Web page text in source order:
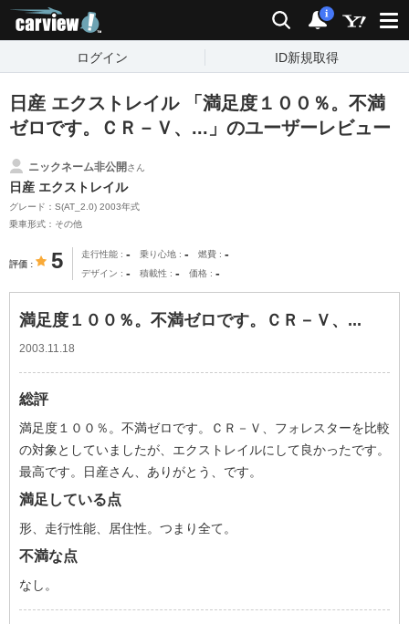
検索 通知
i
ログイン ID新規取得
日産 エクストレイル 「満足度１００％。不満
ゼロです。ＣＲ－Ｖ、...」のユーザーレビュー
ニックネーム非公開さん
日産 エクストレイル
グレード：S(AT_2.0) 2003年式
乗車形式：その他
評価 5 走行性能 - 乗り心地 - 燃費 -
デザイン - 積載性 - 価格 -
満足度１００％。不満ゼロです。ＣＲ－Ｖ、...
2003.11.18
総評
満足度１００％。不満ゼロです。ＣＲ－Ｖ、フォレスターを比較
の対象としていましたが、エクストレイルにして良かったです。
最高です。日産さん、ありがとう、です。
満足している点
形、走行性能、居住性。つまり全て。
不満な点
なし。